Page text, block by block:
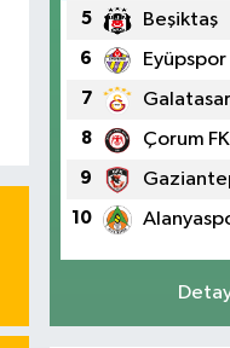
5 Beşiktaş
6 Eyüpspor
7
8 Çorum FK
9
10